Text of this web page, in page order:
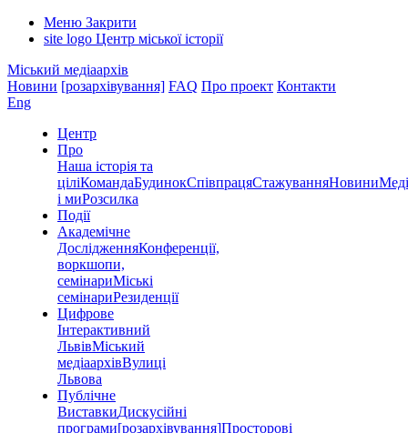
Меню Закрити
site logo Центр міської історії
Міський медіаархів
Новини [розархівування] FAQ Про проект Контакти
Eng
Центр
Про
Наша історія та
ціліКомандаБудинокСпівпрацяСтажуванняНовини
і миРозсилка
Події
Академічне
ДослідженняКонференції,
воркшопи,
семінариМіські
семінариРезиденції
Цифрове
Інтерактивний
ЛьвівМіський
медіаархівВулиці
Львова
Публічне
ВиставкиДискусійні
програми[розархівування]Просторові